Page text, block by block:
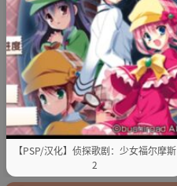
【PSP/汉化】侦探歌剧：少女福尔摩斯
2